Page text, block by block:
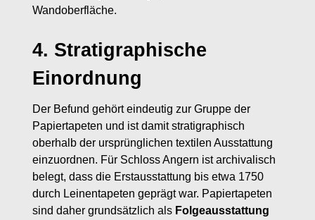
Wandoberfläche.
4. Stratigraphische
Einordnung
Der Befund gehört eindeutig zur Gruppe der
Papiertapeten und ist damit stratigraphisch
oberhalb der ursprünglichen textilen Ausstattung
einzuordnen. Für Schloss Angern ist archivalisch
belegt, dass die Erstausstattung bis etwa 1750
durch Leinentapeten geprägt war. Papiertapeten
sind daher grundsätzlich als Folgeausstattung